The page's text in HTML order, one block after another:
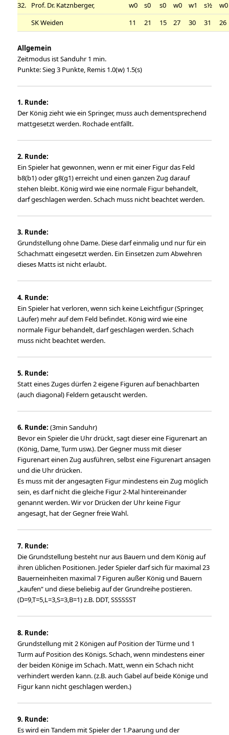
32. Prof. Dr. Katznberger, w0 s0 s0 w0 w1 s½
w0
SK Weiden
11 21 15 27 30 31 26
Allgemein
Zeitmodus ist Sanduhr 1 min.
Punkte: Sieg 3 Punkte, Remis 1.0(w) 1.5(s)
1. Runde:
Der König zieht wie ein Springer, muss auch dementsprechend
mattgesetzt werden. Rochade entfällt.
2. Runde:
Ein Spieler hat gewonnen, wenn er mit einer Figur das Feld
b8(b1) oder g8(g1) erreicht und einen ganzen Zug darauf
stehen bleibt. König wird wie eine normale Figur behandelt,
darf geschlagen werden. Schach muss nicht beachtet werden.
3. Runde:
Grundstellung ohne Dame. Diese darf einmalig und nur für ein
Schachmatt eingesetzt werden. Ein Einsetzen zum Abwehren
dieses Matts ist nicht erlaubt.
4. Runde:
Ein Spieler hat verloren, wenn sich keine Leichtfigur (Springer,
Läufer) mehr auf dem Feld befindet. König wird wie eine
normale Figur behandelt, darf geschlagen werden. Schach
muss nicht beachtet werden.
5. Runde:
Statt eines Zuges dürfen 2 eigene Figuren auf benachbarten
(auch diagonal) Feldern getauscht werden.
6. Runde: (3min Sanduhr)
Bevor ein Spieler die Uhr drückt, sagt dieser eine Figurenart an
(König, Dame, Turm usw.). Der Gegner muss mit dieser
Figurenart einen Zug ausführen, selbst eine Figurenart ansagen
und die Uhr drücken.
Es muss mit der angesagten Figur mindestens ein Zug möglich
sein, es darf nicht die gleiche Figur 2-Mal hintereinander
genannt werden. Wir vor Drücken der Uhr keine Figur
angesagt, hat der Gegner freie Wahl.
7. Runde:
Die Grundstellung besteht nur aus Bauern und dem König auf
ihren üblichen Positionen. Jeder Spieler darf sich für maximal 23
Bauerneinheiten maximal 7 Figuren außer König und Bauern
„kaufen“ und diese beliebig auf der Grundreihe postieren.
(D=9,T=5,L=3,S=3,B=1) z.B. DDT, SSSSSST
8. Runde:
Grundstellung mit 2 Königen auf Position der Türme und 1
Turm auf Position des Königs. Schach, wenn mindestens einer
der beiden Könige im Schach. Matt, wenn ein Schach nicht
verhindert werden kann. (z.B. auch Gabel auf beide Könige und
Figur kann nicht geschlagen werden.)
9. Runde:
Es wird ein Tandem mit Spieler der 1.Paarung und der